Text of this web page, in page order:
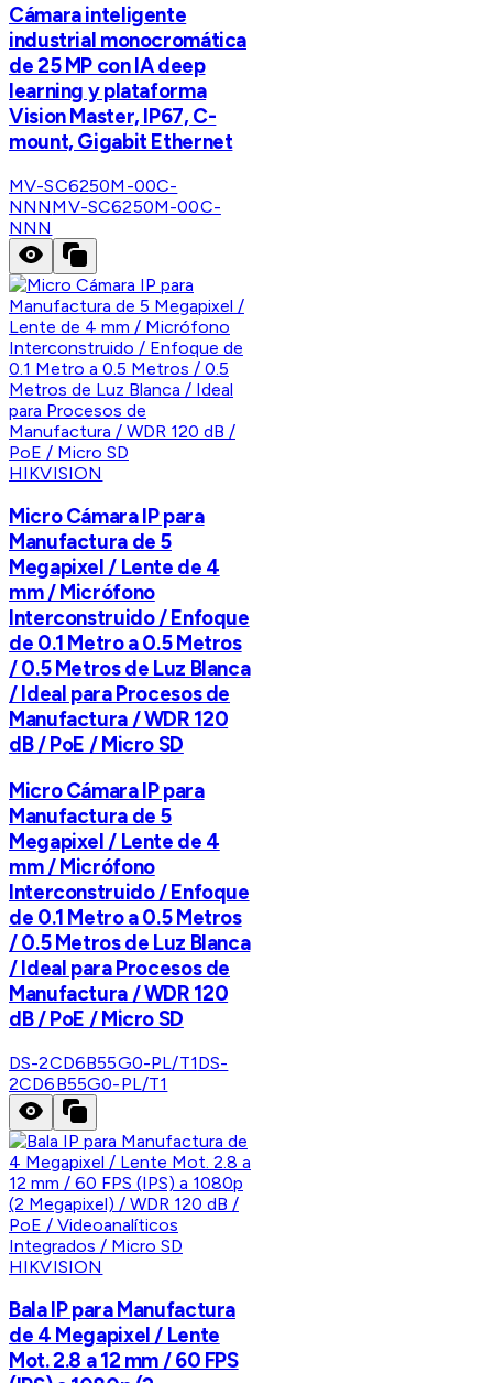
Cámara inteligente
industrial monocromática
de 25 MP con IA deep
learning y plataforma
Vision Master, IP67, C-
mount, Gigabit Ethernet
MV-SC6250M-00C-
NNNMV-SC6250M-00C-
NNN
HIKVISION
Micro Cámara IP para
Manufactura de 5
Megapixel / Lente de 4
mm / Micrófono
Interconstruido / Enfoque
de 0.1 Metro a 0.5 Metros
/ 0.5 Metros de Luz Blanca
/ Ideal para Procesos de
Manufactura / WDR 120
dB / PoE / Micro SD
Micro Cámara IP para
Manufactura de 5
Megapixel / Lente de 4
mm / Micrófono
Interconstruido / Enfoque
de 0.1 Metro a 0.5 Metros
/ 0.5 Metros de Luz Blanca
/ Ideal para Procesos de
Manufactura / WDR 120
dB / PoE / Micro SD
DS-2CD6B55G0-PL/T1DS-
2CD6B55G0-PL/T1
HIKVISION
Bala IP para Manufactura
de 4 Megapixel / Lente
Mot. 2.8 a 12 mm / 60 FPS